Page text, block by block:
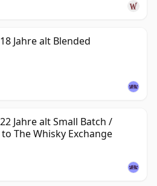
Jahre alt Blended
Jahre alt Small Batch /
to The Whisky Exchange